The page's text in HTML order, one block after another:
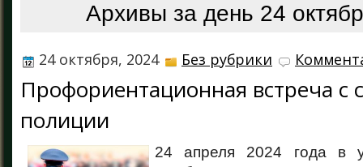
Архивы за день 24
24 октября, 2024 Без рубрики
Профориентационная встреча с
полиции
24 апреля 2024 года в